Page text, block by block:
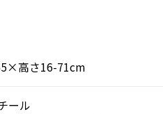
高さ16-71cm
ール